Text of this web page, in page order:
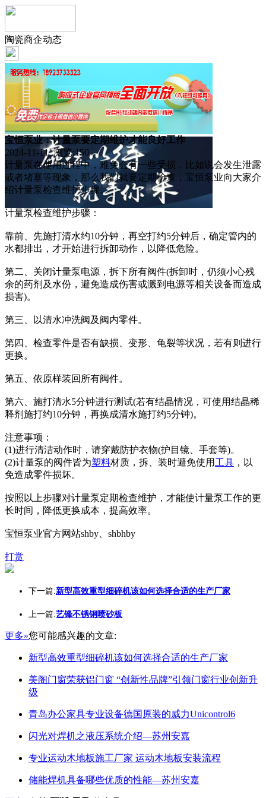
陶瓷商企动态
宝恒泵业：计量泵要定期维护才能良好工作
2024-11-11 浏览:150
计量泵在使用过程中，难免会有一些受损，比如说会发生泄露
或者堵塞等现象，那么我们就要定期检查，宝恒泵业向大家介
绍计量泵检查维护步骤。
计量泵检查维护步骤：
靠前、先施打清水约10分钟，再空打约5分钟后，确定管内的
水都排出，才开始进行拆卸动作，以降低危险。
第二、关闭计量泵电源，拆下所有阀件(拆卸时，仍须小心残
余的药剂及水份，避免造成伤害或溅到电源等相关设备而造成
损害)。
第三、以清水冲洗阀及阀内零件。
第四、检查零件是否有缺损、变形、龟裂等状况，若有则进行
更换。
第五、依原样装回所有阀件。
第六、施打清水5分钟进行测试(若有结晶情况，可使用结晶稀
释剂施打约10分钟，再换成清水施打约5分钟)。
注意事项：
(1)进行清洁动作时，请穿戴防护衣物(护目镜、手套等)。
(2)计量泵的阀件皆为塑料材质，拆、装时避免使用 工具 ，以
免造成零件损坏。
按照以上步骤对计量泵定期检查维护，才能使计量泵工作的更
长时间，降低更换成本，提高效率。
宝恒泵业官方网站shby、shbhby
打赏
下一篇:新型高效重型细碎机该如何选择合适的生产厂家
上一篇:艺锋不锈钢喷砂板
更多»您可能感兴趣的文章:
新型高效重型细碎机该如何选择合适的生产厂家
美阁门窗荣获铝门窗 “创新性品牌”引领门窗行业创新升
级
青岛办公家具专业设备德国原装的威力Unicontrol6
闪光对焊机之液压系统介绍—苏州安嘉
专业运动木地板施工厂家 运动木地板安装流程
储能焊机具备哪些优质的性能—苏州安嘉